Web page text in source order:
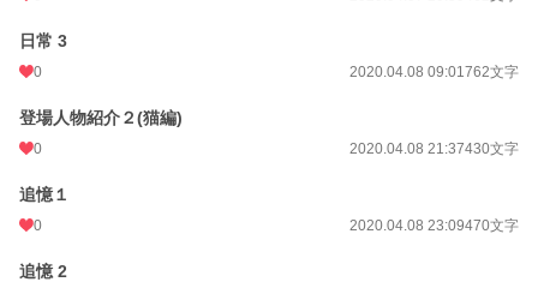
日常 3
0 2020.04.08 09:01762文字
登場人物紹介２(猫編)
0 2020.04.08 21:37430文字
追憶１
0 2020.04.08 23:09470文字
追憶 2